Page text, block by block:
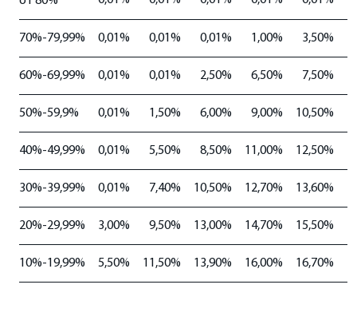
70%-79,99% 0,01% 0,01% 0,01% 1,00% 3,50%
60%-69,99% 0,01% 0,01% 2,50% 6,50% 7,50%
50%-59,9% 0,01% 1,50% 6,00% 9,00% 10,50%
40%-49,99% 0,01% 5,50% 8,50% 11,00% 12,50%
30%-39,99% 0,01% 7,40% 10,50% 12,70% 13,60%
20%-29,99% 3,00% 9,50% 13,00% 14,70% 15,50%
10%-19,99% 5,50% 11,50% 13,90% 16,00% 16,70%